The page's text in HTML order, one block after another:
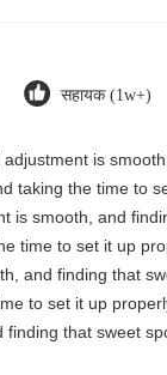
सहायक (1w+)
is
taking the time to
is smooth, and
time to set it up
and finding that
to set it up
that sweet